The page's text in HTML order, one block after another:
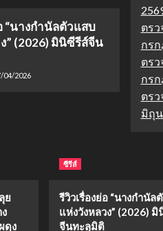
“นางกำนัลตัวแสบ
” (2026) มินิซีรีส์จีน
04/2026
ตร
กร
ตร
กร
ตร
มิถุ
ย
ดุง
ซีรีส์
รีวิวเรื่องย่อ “นางกำนัล
แห่งวังหลวง” (2026) มิ
จีนทะลุมิติ